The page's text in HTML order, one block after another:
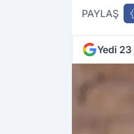
PAYLAŞ
Yedi